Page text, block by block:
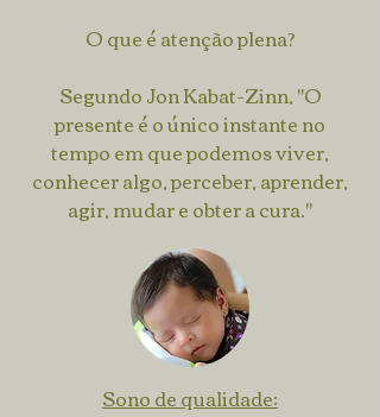
O que é atenção plena?
Segundo Jon Kabat-Zinn, "O
presente é o único instante no
tempo em que podemos viver,
conhecer algo, perceber, aprender,
agir, mudar e obter a cura."
Sonode qualidade: